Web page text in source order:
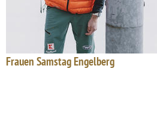
Frauen Samstag Engelberg